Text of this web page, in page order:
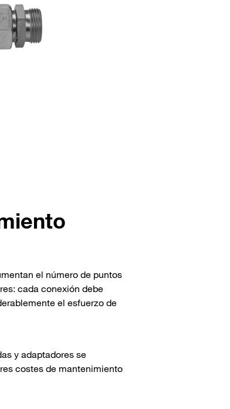
el número de puntos
cada conexión debe
el esfuerzo de
y adaptadores se
costes de mantenimiento